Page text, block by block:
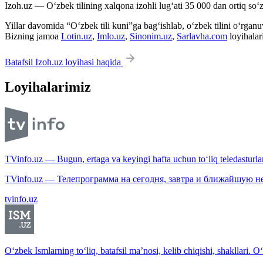
Izoh.uz — O‘zbek tilining xalqona izohli lug‘ati 35 000 dan ortiq
Yillar davomida “O‘zbek tili kuni”ga bag‘ishlab, o‘zbek tilini
Bizning jamoa Lotin.uz, Imlo.uz, Sinonim.uz, Sarlavha.com
Batafsil Izoh.uz loyihasi haqida
Loyihalarimiz
TVinfo.uz — Bugun, ertaga va keyingi hafta uchun to‘liq
TVinfo.uz — Телепрограмма на сегодня, завтра и ближайшую
tvinfo.uz
O‘zbek Ismlarning to‘liq, batafsil ma’nosi, kelib chiqishi, shakllari.